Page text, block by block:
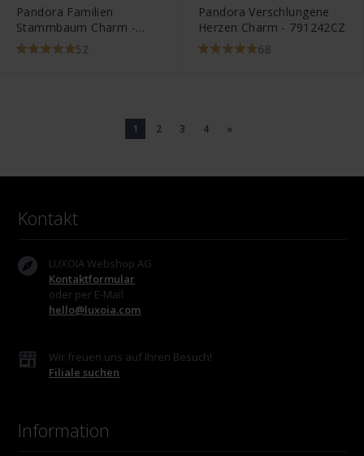
Pandora Familien
Stammbaum Charm -
791728CZ 52
Pandora Verschlungene
Herzen Charm - 791242CZ
68
1 2 3 4 »
Kontakt
LUXOIA Webshop AG
Kontaktformular
oder per E-Mail
hello@luxoia.com
Wir freuen uns auf Ihren Besuch!
Filiale suchen
Information